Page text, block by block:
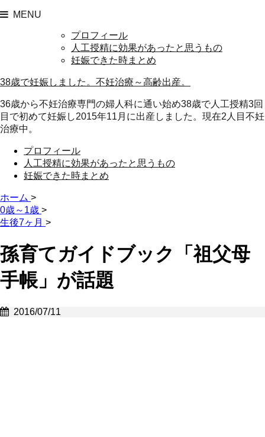
MENU
プロフィール
人工授精に効果があったと思うもの
妊娠できた時まとめ
38歳で妊娠しました。不妊治療～高齢出産。
36歳から不妊治療専門の婦人科に通い始め38歳で人工授精3回
目で初めて妊娠し2015年11月に出産しました。現在2人目不妊
治療中。
プロフィール
人工授精に効果があったと思うもの
妊娠できた時まとめ
ホーム >
0歳～1歳 >
生後7ヶ月 >
孫育てガイドブック「祖父母
手帳」が話題
2016/07/11